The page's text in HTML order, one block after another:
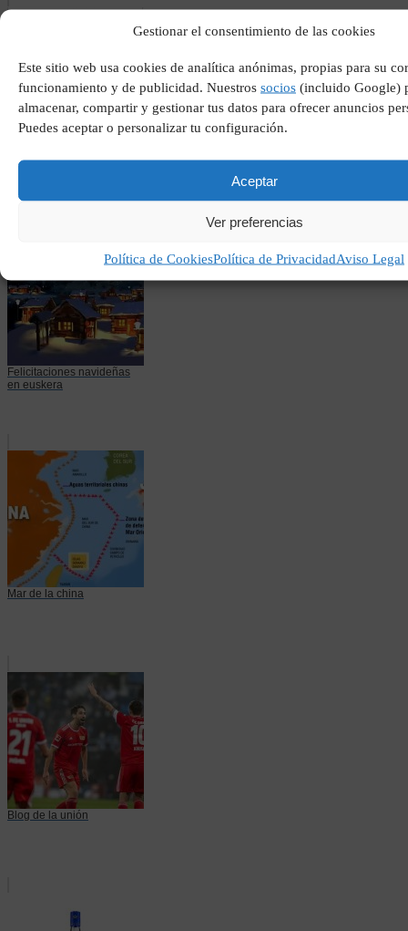
Gestionar el consentimiento de las cookies
Este sitio web usa cookies de analítica anónimas, propias para su
funcionamiento y de publicidad. Nuestros socios (incluido Google)
almacenar, compartir y gestionar tus datos para ofrecer anuncios
Puedes aceptar o personalizar tu configuración.
Aceptar
Ver preferencias
Política de CookiesPolítica de PrivacidadAviso Legal
Felicitaciones navideñas
en euskera
Mar de la china
Blog de la unión